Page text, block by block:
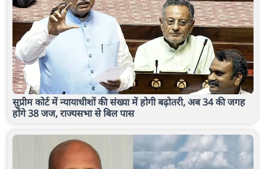
सुप्रीम कोर्ट में न्यायाधीशों की संख्या में होगी बढ़ोतरी, अब 34 की जगह
होंगे 38 जज, राज्यसभा से बिल पास